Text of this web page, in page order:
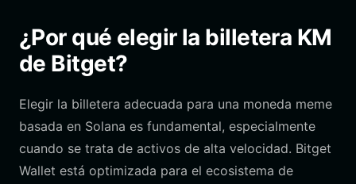
¿Por qué elegir la billetera KM
de Bitget?
Elegir la billetera adecuada para una moneda meme
basada en Solana es fundamental, especialmente
cuando se trata de activos de alta velocidad. Bitget
Wallet está optimizada para el ecosistema de